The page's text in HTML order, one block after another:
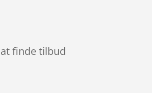
finde tilbud